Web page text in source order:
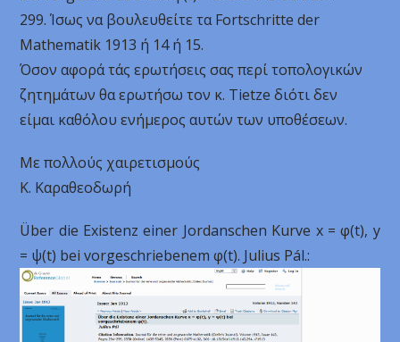
299. Ίσως να βουλευθείτε τα Fortschritte der
Mathematik 1913 ή 14 ή 15.
Όσον αφορά τάς ερωτήσεις σας περί τοπολογικών
ζητημάτων θα ερωτήσω τον κ. Tietze διότι δεν
είμαι καθόλου ενήμερος αυτών των υποθέσεων.
Με πολλούς χαιρετισμούς
Κ. Καραθεοδωρή
Über die Existenz einer Jordanschen Kurve x = φ(t), y
= ψ(t) bei vorgeschriebenem φ(t). Julius Pál.: